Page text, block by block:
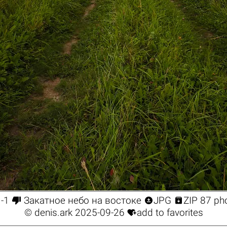
-1  Закатное небо на востоке JPG ZIP 87
© denis.ark2025-09-26 add to favorites